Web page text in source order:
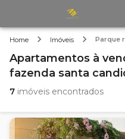
Home Imóveis Parque
Apartamentos à
fazenda santa
7 imóveis encontrados